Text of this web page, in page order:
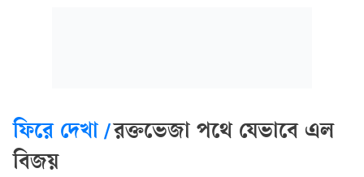
ফিরে দেখা/রক্তভেজা পথে যেভাবে এল
বিজয়